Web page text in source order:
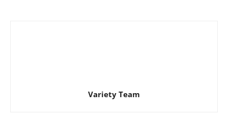
Variety Team